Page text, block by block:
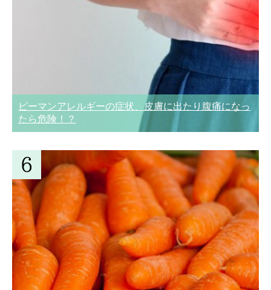
ピーマンアレルギーの症状、皮膚に出たり腹痛になっ
たら危険！？